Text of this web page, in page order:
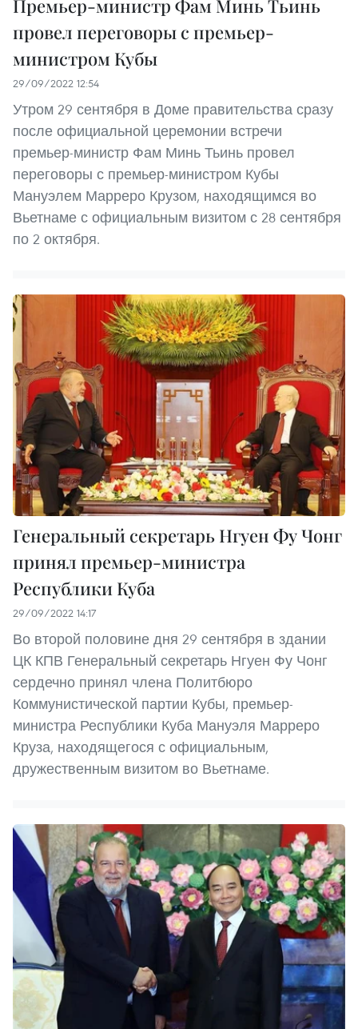
Премьер-министр Фам Минь Тьинь
провел переговоры с премьер-
министром Кубы
29/09/2022 12:54
Утром 29 сентября в Доме правительства сразу
после официальной церемонии встречи
премьер-министр Фам Минь Тьинь провел
переговоры с премьер-министром Кубы
Мануэлем Марреро Крузом, находящимся во
Вьетнаме с официальным визитом с 28 сентября
по 2 октября.
Генеральный секретарь Нгуен Фу Чонг
принял премьер-министра
Республики Куба
29/09/2022 14:17
Во второй половине дня 29 сентября в здании
ЦК КПВ Генеральный секретарь Нгуен Фу Чонг
сердечно принял члена Политбюро
Коммунистической партии Кубы, премьер-
министра Республики Куба Мануэля Марреро
Круза, находящегося с официальным,
дружественным визитом во Вьетнаме.